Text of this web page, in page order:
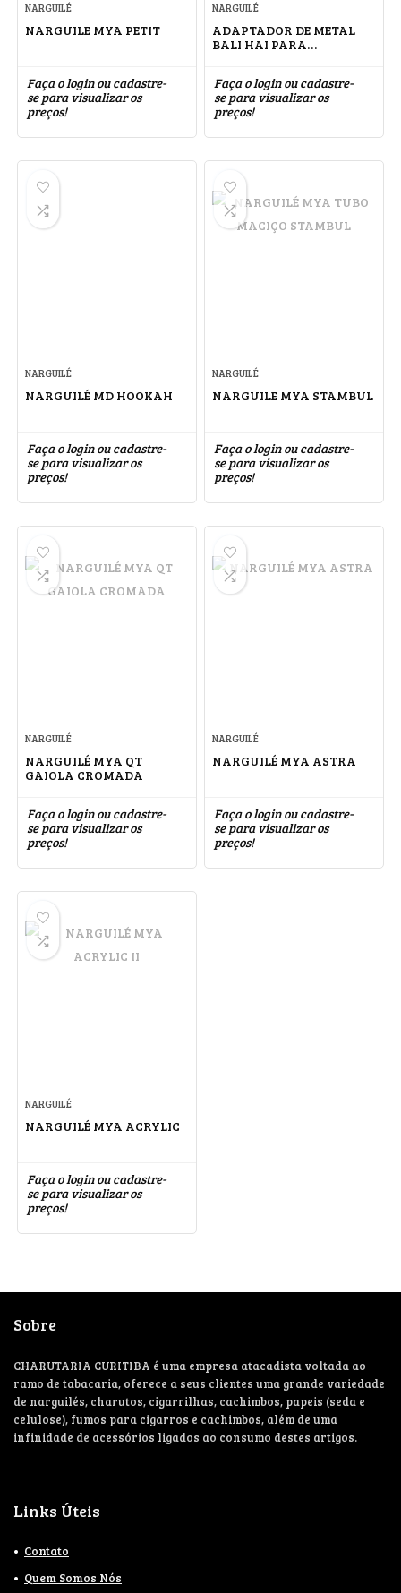
NARGUILÉ
NARGUILE MYA PETIT
Faça o login ou cadastre-
se para visualizar os
preços!
NARGUILÉ
ADAPTADOR DE METAL
BALI HAI PARA
Faça o login ou cadastre-
se para visualizar os
preços!
NARGUILÉ
NARGUILÉ MD HOOKAH
Faça o login ou cadastre-
se para visualizar os
preços!
NARGUILÉ
NARGUILE MYA STAMBUL
Faça o login ou cadastre-
se para visualizar os
preços!
NARGUILÉ
NARGUILÉ MYA QT
GAIOLA CROMADA
Faça o login ou cadastre-
se para visualizar os
preços!
NARGUILÉ
NARGUILÉ MYA ASTRA
Faça o login ou cadastre-
se para visualizar os
preços!
NARGUILÉ
NARGUILÉ MYA ACRYLIC
Faça o login ou cadastre-
se para visualizar os
preços!
Sobre
CHARUTARIA CURITIBA é uma empresa atacadista voltada ao
ramo de tabacaria, oferece a seus clientes uma grande variedade
de narguilés, charutos, cigarrilhas, cachimbos, papeis (seda e
celulose), fumos para cigarros e cachimbos, além de uma
infinidade de acessórios ligados ao consumo destes artigos.
Links Úteis
Contato
Quem Somos Nós